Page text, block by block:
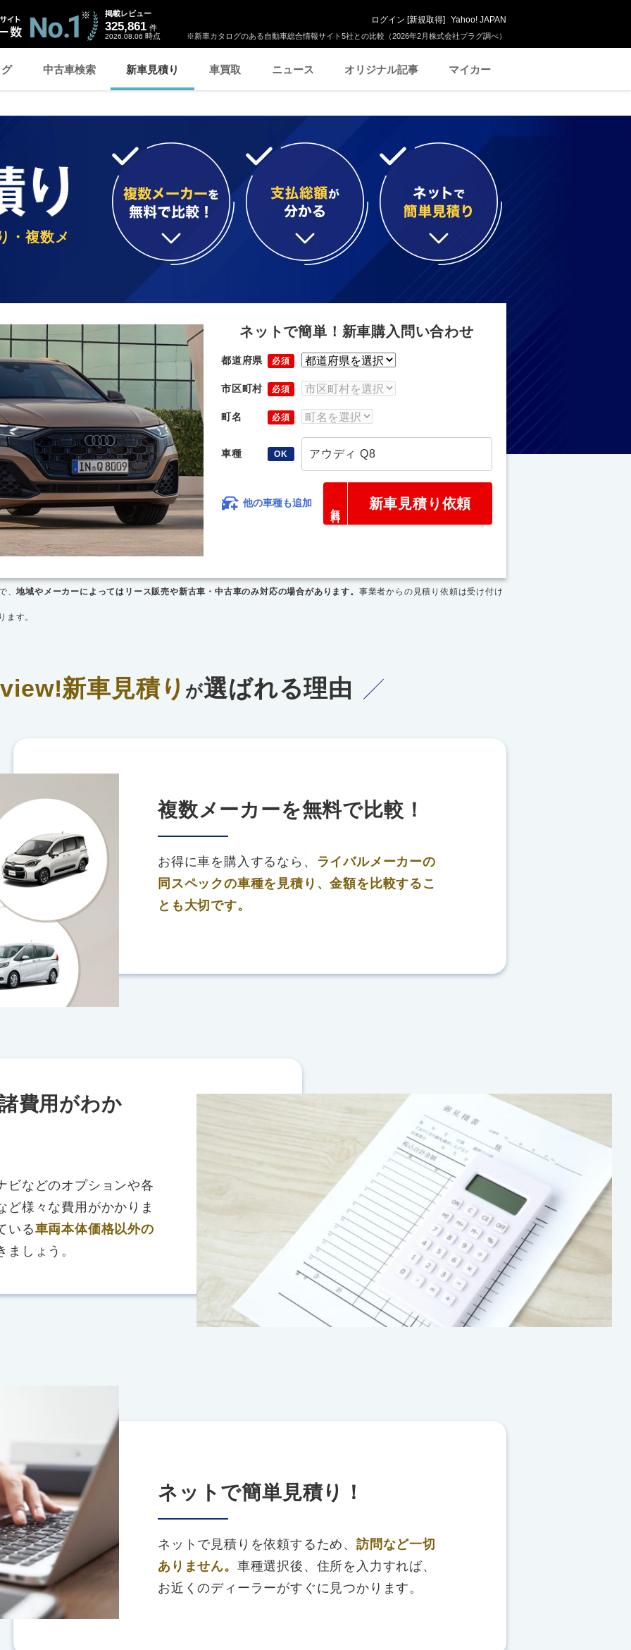
※新車カタログのある自動車総合情報サイト5社との比較（2026年2月株式会社プラグ調べ）
掲載レビュー
325,861 件
2026.08.06 時点
ログイン [新規取得] Yahoo! JAPAN
中古車検索 新車見積り 車買取 ニュース オリジナル記事 マイカー
・複数メ
ネットで簡単！新車購入問い合わせ
都道府県 必須
市区町村 必須
町名 必須
車種 OK アウディ Q8
他の車種も追加 新車見積り依頼
、地域やメーカーによってはリース販売や新古車・中古車のみ対応の場合があります。 事業者からの見積り依頼は受け付け
ます。
新車見積り が選ばれる理由
複数メーカーを無料で比較！
お得に車を購入するなら、
ライバルメーカーの
同スペックの車種を見積り、金額を比較するこ
とも大切です。
費用がわか
ビなどのオプションや各
ど様々な費用がかかりま
いる車両本体価格以外の
ましょう。
ネットで簡単見積り！
ネットで見積りを依頼するため、 訪問など一切
ありません。 車種選択後、住所を入力すれば、
お近くのディーラーがすぐに見つかります。